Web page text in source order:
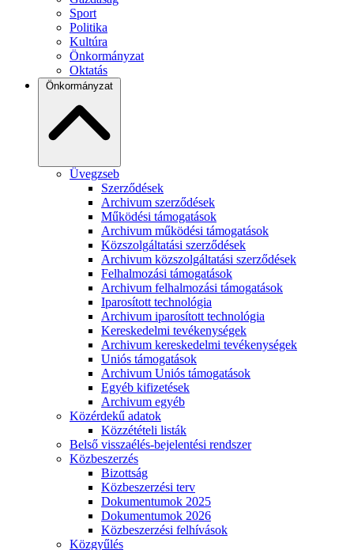
Sport
Politika
Kultúra
Önkormányzat
Oktatás
Önkormányzat
Üvegzseb
Szerződések
Archivum szerződések
Működési támogatások
Archivum működési támogatások
Közszolgáltatási szerződések
Archivum közszolgáltatási szerződések
Felhalmozási támogatások
Archivum felhalmozási támogatások
Iparosított technológia
Archivum iparosított technológia
Kereskedelmi tevékenységek
Archivum kereskedelmi tevékenységek
Uniós támogatások
Archivum Uniós támogatások
Egyéb kifizetések
Archivum egyéb
Közérdekű adatok
Közzétételi listák
Belső visszaélés-bejelentési rendszer
Közbeszerzés
Bizottság
Közbeszerzési terv
Dokumentumok 2025
Dokumentumok 2026
Közbeszerzési felhívások
Közgyűlés